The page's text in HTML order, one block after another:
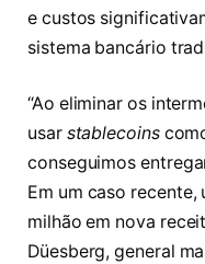
e custos
sistema bancário
“Ao eliminar os
usar stablecoins
conseguimos
Em um caso recente,
milhão em nova
Düesberg, general